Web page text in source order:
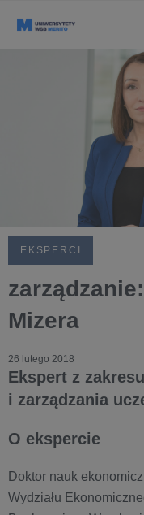
EKSPERCI
Mizera
26 lutego 2018
Ekspert z
i zarządzania
O ekspercie
Doktor nauk
Wydziału